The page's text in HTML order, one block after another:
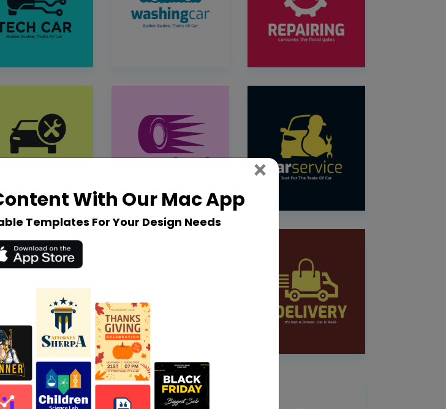
With Our Mac App
Templates For Your Design Needs
× Close